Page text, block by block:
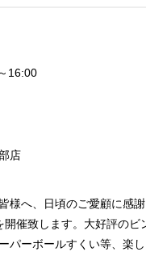
16:00
店
様へ、日頃のご愛顧に感
催致します。大好評の
パーボールすくい等、楽